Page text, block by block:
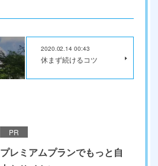
2020.02.14 00:43
休まず続けるコツ
PR
プレミアムプランでもっと自